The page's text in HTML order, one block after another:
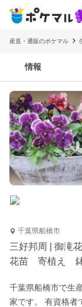
産直・通販のポケマル
情報
千葉県船橋市
三好邦周 | 御滝
花苗 寄植え
千葉県船橋市で生
家です。 有資格者